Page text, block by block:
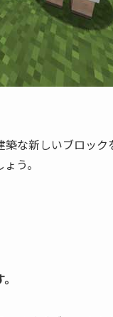
な新しいブロッ
う。